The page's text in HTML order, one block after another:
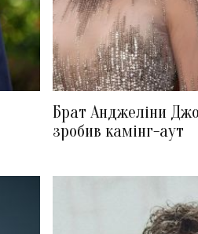
Брат Анджеліни
зробив камінг-аут